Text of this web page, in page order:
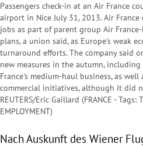
Passengers check-in at an Air France
airport in Nice July 31, 2013. Air
jobs as part of parent group Air
plans, a union said, as Europe's weak
turnaround efforts. The company said
new measures in the autumn,
France's medium-haul business, as
commercial initiatives, although it did
REUTERS/Eric Gaillard (FRANCE - Tags:
EMPLOYMENT)
Nach Auskunft des Wiener